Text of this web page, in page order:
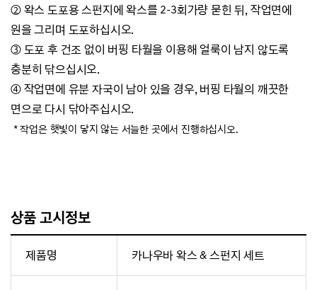
② 왁스 도포용 스펀지에 왁스를 2-3회가량 묻힌 뒤, 작업면에
원을 그리며 도포하십시오.
③ 도포 후 건조 없이 버핑 타월을 이용해 얼룩이 남지 않도록
충분히 닦으십시오.
④ 작업면에 유분 자국이 남아 있을 경우, 버핑 타월의 깨끗한
면으로 다시 닦아주십시오.
* 작업은 햇빛이 닿지 않는 서늘한 곳에서 진행하십시오.
상품 고시정보
제품명 카나우바 왁스 & 스펀지 세트